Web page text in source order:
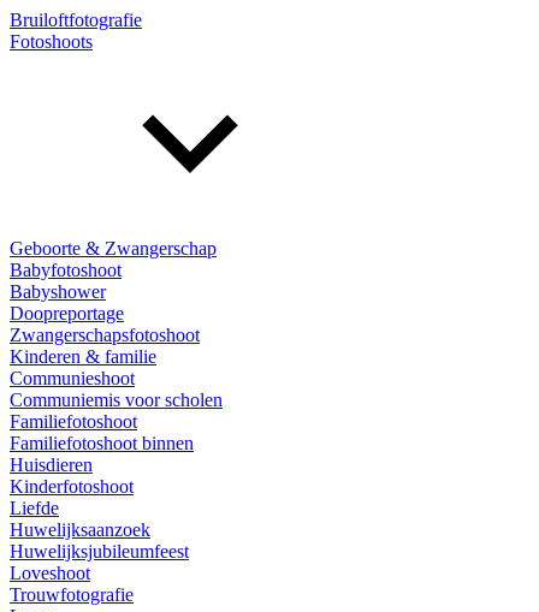
Bruiloftfotografie
Fotoshoots
Geboorte & Zwangerschap
Babyfotoshoot
Babyshower
Doopreportage
Zwangerschapsfotoshoot
Kinderen & familie
Communieshoot
Communiemis voor scholen
Familiefotoshoot
Familiefotoshoot binnen
Huisdieren
Kinderfotoshoot
Liefde
Huwelijksaanzoek
Huwelijksjubileumfeest
Loveshoot
Trouwfotografie